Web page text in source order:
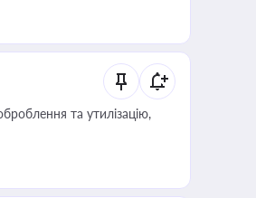
та утилізацію,